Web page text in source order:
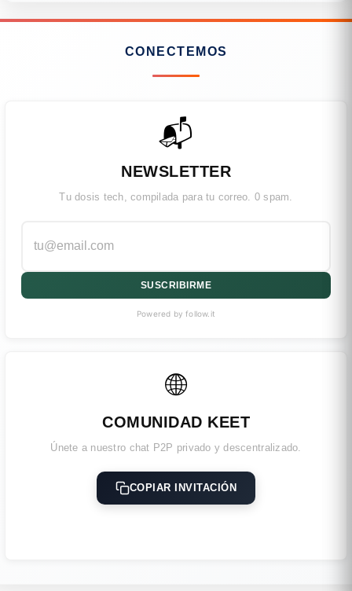
CONECTEMOS
📬
NEWSLETTER
Tu dosis tech, compilada para tu correo. 0 spam.
SUSCRIBIRME
Powered by follow.it
🌐
COMUNIDAD KEET
Únete a nuestro chat P2P privado y descentralizado.
COPIAR INVITACIÓN